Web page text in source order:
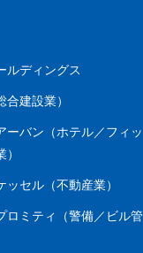
ルディングス
合建設業）
ーバン（ホテル／フィッ
ッセル（不動産業）
ロミティ（警備／ビル管